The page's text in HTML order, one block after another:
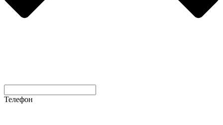
Телефон